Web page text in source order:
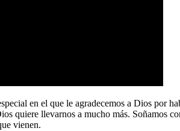
en el que le agradecemos a Dios por
quiere llevarnos a mucho más. Soñamos
vienen.